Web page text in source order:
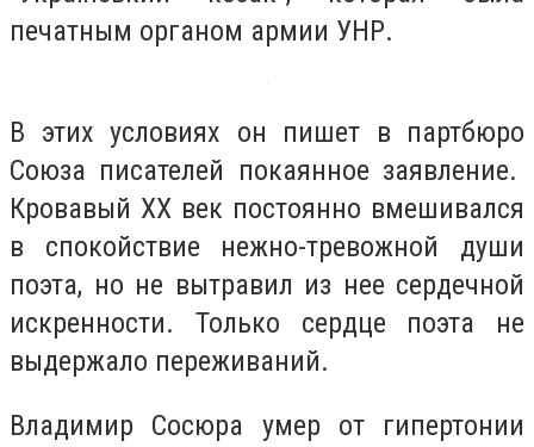
печатным органом армии УНР.
В этих условиях он пишет в партбюро
Союза писателей покаянное заявление.
Кровавый ХХ век постоянно вмешивался
в спокойствие нежно-тревожной души
поэта, но не вытравил из нее сердечной
искренности. Только сердце поэта не
выдержало переживаний.
Владимир Сосюра умер от гипертонии